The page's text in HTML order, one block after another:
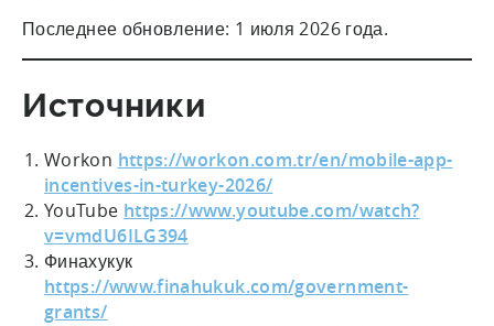
Последнее обновление: 1 июля 2026 года.
Источники
Workon https://workon.com.tr/en/mobile-app-
incentives-in-turkey-2026/
YouTube https://www.youtube.com/watch?
v=vmdU6ILG394
Финахукук
https://www.finahukuk.com/government-
grants/